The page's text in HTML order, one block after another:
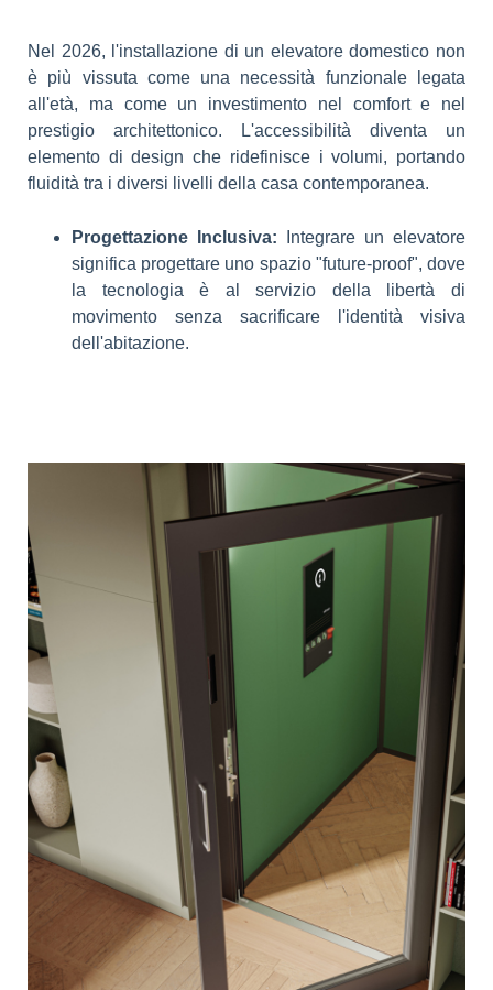
Nel 2026, l'installazione di un elevatore domestico non
è più vissuta come una necessità funzionale legata
all'età, ma come un investimento nel comfort e nel
prestigio architettonico. L'accessibilità diventa un
elemento di design che ridefinisce i volumi, portando
fluidità tra i diversi livelli della casa contemporanea.
Progettazione Inclusiva: Integrare un elevatore
significa progettare uno spazio "future-proof", dove
la tecnologia è al servizio della libertà di
movimento senza sacrificare l'identità visiva
dell'abitazione.